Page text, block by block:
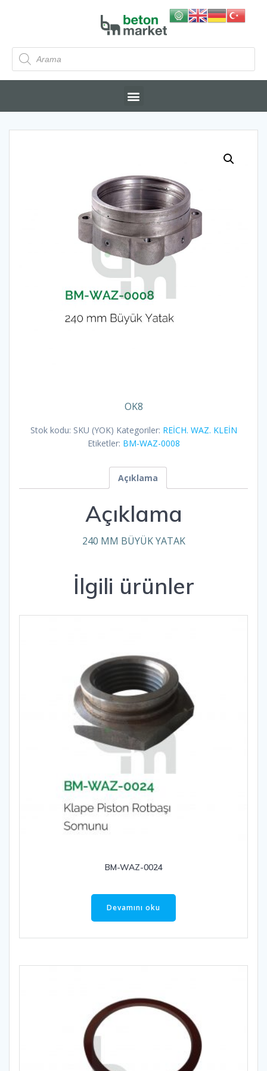
OK8
Stok kodu: SKU (YOK) Kategoriler: REİCH. WAZ. KLEİN
Etiketler: BM-WAZ-0008
Açıklama
Açıklama
240 MM BÜYÜK YATAK
İlgili ürünler
BM-WAZ-0024
Devamını oku